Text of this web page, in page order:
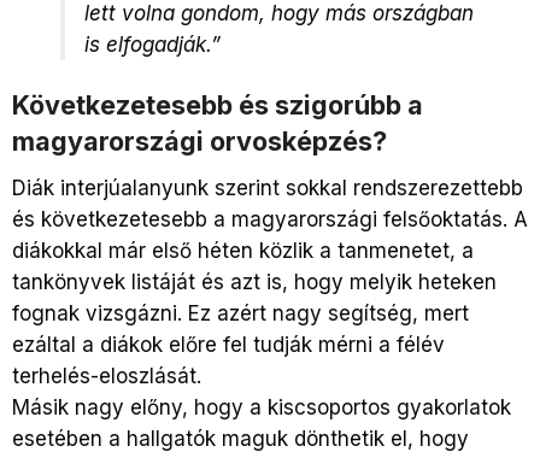
lett volna gondom, hogy más országban
is elfogadják.”
Következetesebb és szigorúbb a
magyarországi orvosképzés?
Diák interjúalanyunk szerint sokkal rendszerezettebb
és következetesebb a magyarországi felsőoktatás. A
diákokkal már első héten közlik a tanmenetet, a
tankönyvek listáját és azt is, hogy melyik heteken
fognak vizsgázni. Ez azért nagy segítség, mert
ezáltal a diákok előre fel tudják mérni a félév
terhelés-eloszlását.
Másik nagy előny, hogy a kiscsoportos gyakorlatok
esetében a hallgatók maguk dönthetik el, hogy